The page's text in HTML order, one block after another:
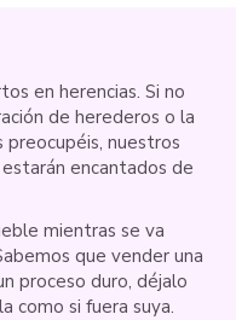
en herencias. Si no
de herederos o la
preocupéis, nuestros
encantados de
mientras se va
que vender una
proceso duro, déjalo
como si fuera suya.